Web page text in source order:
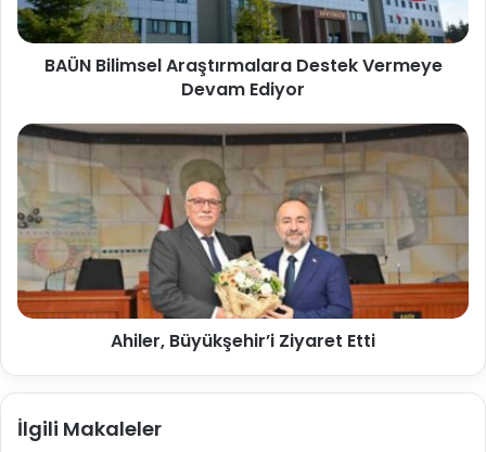
BAÜN Bilimsel Araştırmalara Destek Vermeye
Devam Ediyor
Ahiler, Büyükşehir’i Ziyaret Etti
İlgili Makaleler